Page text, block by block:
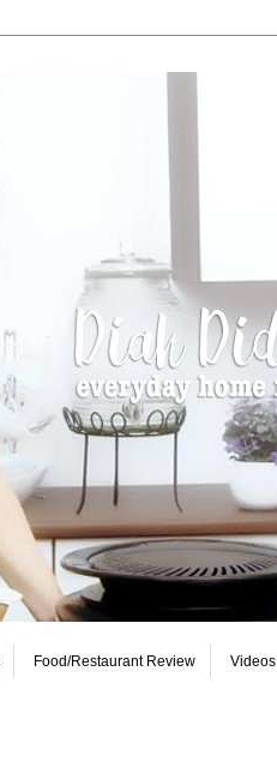
Food/Restaurant Review Videos